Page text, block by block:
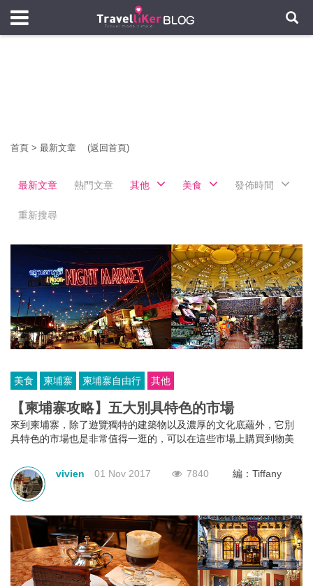
首頁 > 最新文章 (返回首頁)
最新文章 熱門文章 其他 美食 發佈時間
重新搜尋
美食 柬埔寨 柬埔寨自由行 其他
【柬埔寨攻略】五大別具特色的市場
來到柬埔寨，除了遊覽獨特的建築物以及濃厚的文化底蘊外，它別
具特色的市場也是非常值得一逛的，可以在這些市場上購買到物美
vivien
01 Nov 2017 7840 編：Tiffany